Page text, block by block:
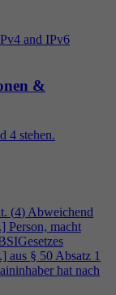
4 and IPv6
&
4 stehen.
(4) Abweichend
Person, macht
aus § 50 Absatz 1
hat nach